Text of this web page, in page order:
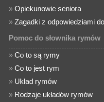
»Opiekunowie seniora
»Zagadki z odpowiedziami
Pomoc do słownika rymów
»Co to są rymy
»Co to jest rym
» Układ rymów
» Rodzaje układów rymów